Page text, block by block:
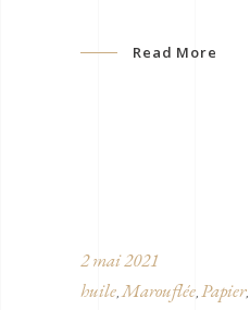
Read More
2 mai 2021
huile,Marouflée, Papier,